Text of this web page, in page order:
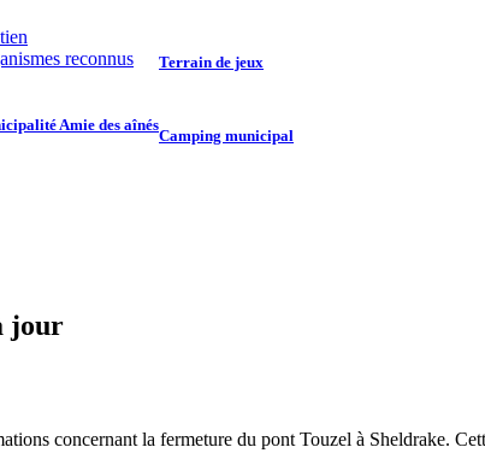
reconnus
Amie des aînés
Terrain de jeux
Camping municipal
jour
concernant la fermeture du pont Touzel à Sheldrake.